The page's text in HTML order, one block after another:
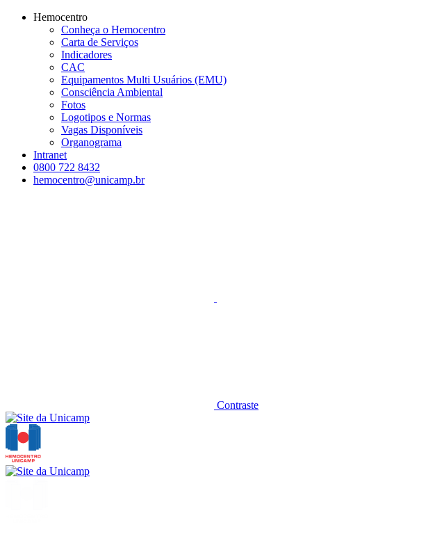
Conteúdo principal
Hemocentro
Conheça o Hemocentro
Carta de Serviços
Indicadores
CAC
Equipamentos Multi Usuários (EMU)
Consciência Ambiental
Fotos
Logotipos e Normas
Vagas Disponíveis
Organograma
Intranet
0800 722 8432
hemocentro@unicamp.br
Contraste